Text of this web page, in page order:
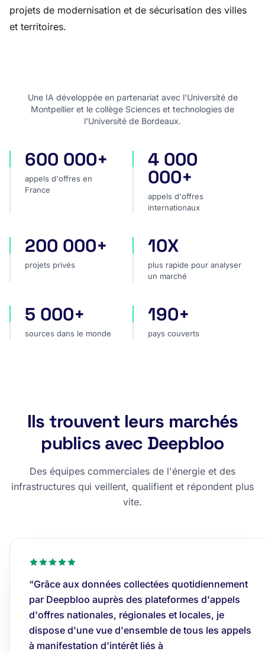
projets de modernisation et de sécurisation des villes
et territoires.
Une IA développée en partenariat avec l'Université de
Montpellier et le collège Sciences et technologies de
l'Université de Bordeaux.
appels d'offres en France
600 000+
appels d'offres en
France
appels d'offres
4 000
000+
appels d'offres
internationaux
projets privés
200 000+
projets privés
plus rapide pour analyser
10X
plus rapide pour analyser
un marché
sources dans le monde
5 000+
sources dans le monde
pays couverts
190+
pays couverts
Ils trouvent leurs marchés
publics avec Deepbloo
Des équipes commerciales de l'énergie et des
infrastructures qui veillent, qualifient et répondent plus
vite.
“Grâce aux données collectées quotidiennement
par Deepbloo auprès des plateformes d'appels
d'offres nationales, régionales et locales, je
dispose d'une vue d'ensemble de tous les appels
à manifestation d'intérêt liés à